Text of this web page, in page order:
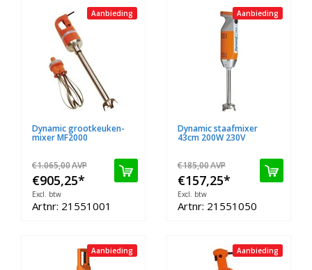
Aanbieding
Dynamic grootkeuken-
mixer MF2000
€1.065,00AVP
€905,25*
Excl. btw
Artnr: 21551001
Aanbieding
Dynamic staafmixer
43cm 200W 230V
€185,00AVP
€157,25*
Excl. btw
Artnr: 21551050
Aanbieding Aanbieding